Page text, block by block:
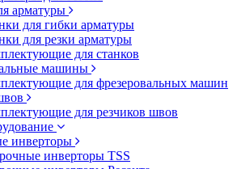
арматуры
для гибки арматуры
для резки арматуры
для станков
машины
для фрезеровальных машин
для резчиков швов
инверторы
инверторы TSS